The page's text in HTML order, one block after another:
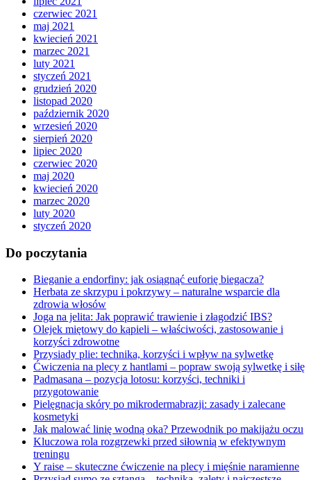
czerwiec 2021
maj 2021
kwiecień 2021
marzec 2021
luty 2021
styczeń 2021
grudzień 2020
listopad 2020
październik 2020
wrzesień 2020
sierpień 2020
lipiec 2020
czerwiec 2020
maj 2020
kwiecień 2020
marzec 2020
luty 2020
styczeń 2020
Do poczytania
Bieganie a endorfiny: jak osiągnąć euforię biegacza?
Herbata ze skrzypu i pokrzywy – naturalne wsparcie dla
zdrowia włosów
Joga na jelita: Jak poprawić trawienie i złagodzić IBS?
Olejek miętowy do kąpieli – właściwości, zastosowanie i
korzyści zdrowotne
Przysiady plie: technika, korzyści i wpływ na sylwetkę
Ćwiczenia na plecy z hantlami – popraw swoją sylwetkę i siłę
Padmasana – pozycja lotosu: korzyści, techniki i
przygotowanie
Pielęgnacja skóry po mikrodermabrazji: zasady i zalecane
kosmetyki
Jak malować linię wodną oka? Przewodnik po makijażu oczu
Kluczowa rola rozgrzewki przed siłownią w efektywnym
treningu
Y raise – skuteczne ćwiczenie na plecy i mięśnie naramienne